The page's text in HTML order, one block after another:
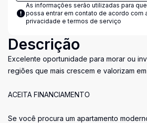
As informações serão utilizadas para
possa entrar em contato de acordo com
privacidade e termos de serviço
Descrição
Excelente oportunidade para morar ou
regiões que mais crescem e valorizam
ACEITA FINANCIAMENTO
Se você procura um apartamento